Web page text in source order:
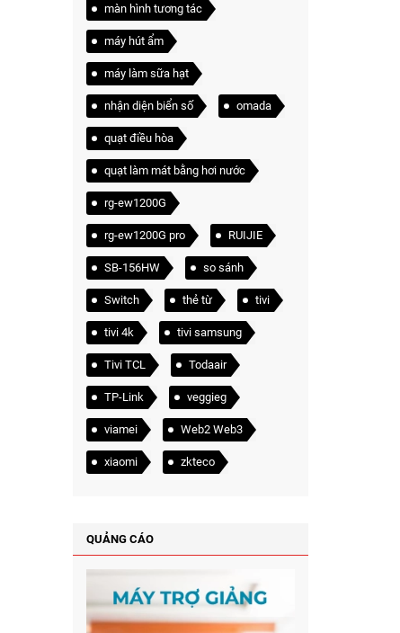
màn hình tương tác
máy hút ẩm
máy làm sữa hạt
nhận diện biển số omada
quạt điều hòa
quạt làm mát bằng hơi nước
rg-ew1200G
rg-ew1200G pro RUIJIE
SB-156HW so sánh
Switch thẻ từ tivi
tivi 4k tivi samsung
Tivi TCL Todaair
TP-Link veggieg
viamei Web2 Web3
xiaomi zkteco
QUẢNG CÁO